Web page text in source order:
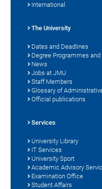
International
The University
Dates and Deadlines
Degree Programmes
News
Jobs at JMU
Staff Members
Glossary of
Official publications
Services
University Library
IT Services
University Sport
Academic Advisory
Examination Office
Student Affairs